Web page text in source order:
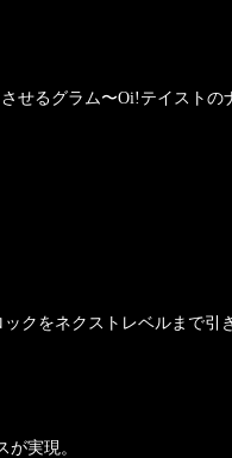
せるグラム〜Oi!テイストの
クをネクストレベルまで引
実現。